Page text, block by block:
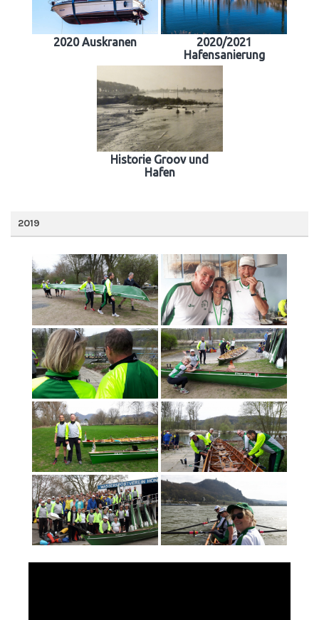
2020 Auskranen
2020/2021
Hafensanierung
Historie Groov und
Hafen
2019